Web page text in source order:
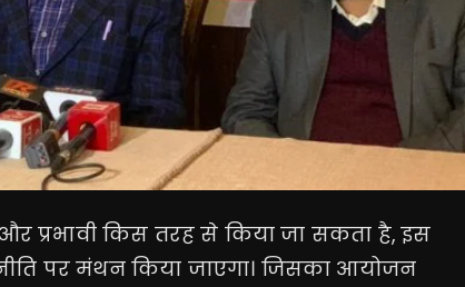
और प्रभावी किस तरह से किया जा सकता है, इस
नीति पर मंथन किया जाएगा। जिसका आयोजन